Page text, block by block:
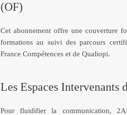
(OF)
Cet abonnement offre une couverture
formations au suivi des parcours
France Compétences et de Qualiopi.
Les Espaces Intervenants
Pour fluidifier la communication,